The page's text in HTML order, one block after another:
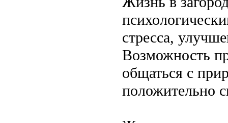
стресса,
Возможность
общаться с
положительно